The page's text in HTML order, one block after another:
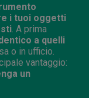
i tuoi oggetti
. A prima
a quelli
o in ufficio.
vantaggio:
un